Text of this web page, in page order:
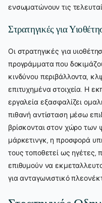
ενσωματώνουν τις
Στρατηγικές για
Οι στρατηγικές για
προγράμματα που
κινδύνου περιβάλλοντα,
επιτυχημένα στοιχεία. Η
εργαλεία εξασφαλίζει
πιθανή αντίσταση μέσω
βρίσκονται στον χώρο
μάρκετινγκ, η προσφορά
τους τοποθετεί ως
επιθυμούν να
για ανταγωνιστικό